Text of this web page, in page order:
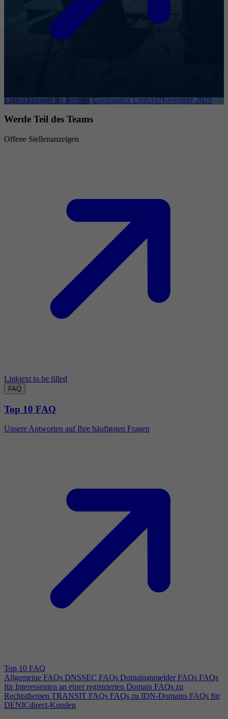
Entwicklungen im Internet Governance Umfeld November 2025
Werde Teil des Teams
Offene Stellenanzeigen
Linktext to be filled
FAQ
Top 10 FAQ
Unsere Antworten auf Ihre häufigsten Fragen
Top 10 FAQ
Allgemeine FAQs DNSSEC FAQs Domainanmelder FAQs FAQs
für Interessenten an einer registrierten Domain FAQs zu
Rechtsthemen TRANSIT FAQs FAQs zu IDN-Domains FAQs für
DENICdirect-Kunden